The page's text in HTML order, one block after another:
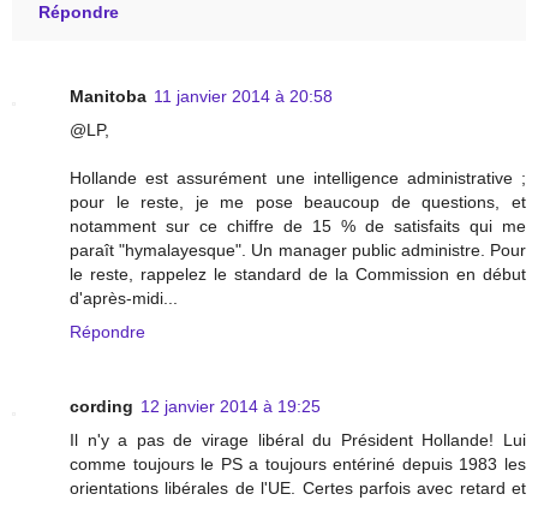
Répondre
Manitoba 11 janvier 2014 à 20:58
@LP,
Hollande est assurément une intelligence administrative ;
pour le reste, je me pose beaucoup de questions, et
notamment sur ce chiffre de 15 % de satisfaits qui me
paraît "hymalayesque". Un manager public administre. Pour
le reste, rappelez le standard de la Commission en début
d'après-midi...
Répondre
cording 12 janvier 2014 à 19:25
Il n'y a pas de virage libéral du Président Hollande! Lui
comme toujours le PS a toujours entériné depuis 1983 les
orientations libérales de l'UE. Certes parfois avec retard et